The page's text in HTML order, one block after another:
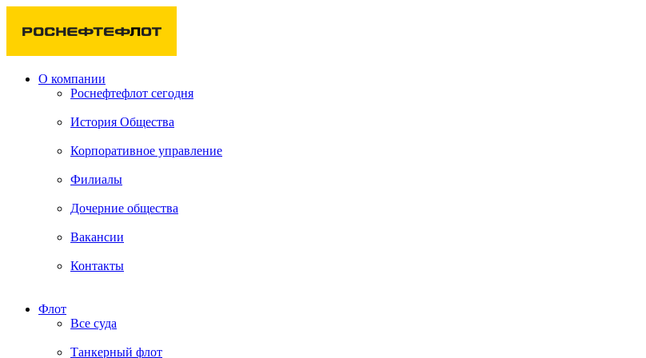
О компании
Роснефтефлот сегодня
История Общества
Корпоративное управление
Филиалы
Дочерние общества
Вакансии
Контакты
Флот
Все суда
Танкерный флот